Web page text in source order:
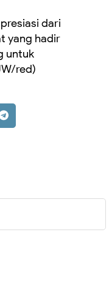
dari
yang hadir
untuk
red)